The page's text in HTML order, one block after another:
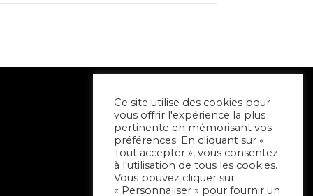
Ce site utilise des cookies pour
vous offrir l'expérience la plus
pertinente en mémorisant vos
préférences. En cliquant sur «
Tout accepter », vous consentez
à l'utilisation de tous les cookies.
Vous pouvez cliquer sur
« Personnaliser » pour fournir un